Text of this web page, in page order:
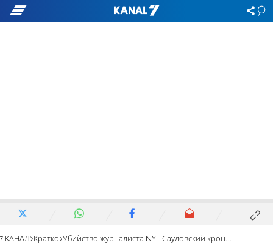
7 КАНАЛ Кратко Убийство журналиста NYT Саудовский кронпринц попал под прицел разведки США